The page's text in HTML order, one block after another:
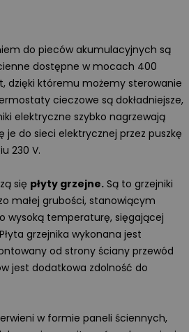
do pieców akumulacyjnych są
dostępne w mocach 400
dzięki któremu możemy sterowanie
cieczowe są dokładniejsze,
elektryczne szybko nagrzewają
je do sieci elektrycznej przez puszkę
230 V.
się płyty grzejne. Są to grzejniki
małej grubości, stanowiącym
wysoką temperaturę, sięgającej
grzejnika wykonana jest
od strony ściany przewód
jest dodatkowa zdolność do
w formie paneli ściennych,
Więcej